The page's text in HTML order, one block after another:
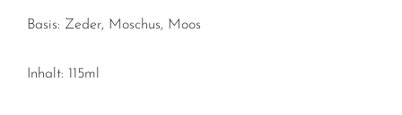
Basis: Zeder, Moschus, Moos
Inhalt: 115ml